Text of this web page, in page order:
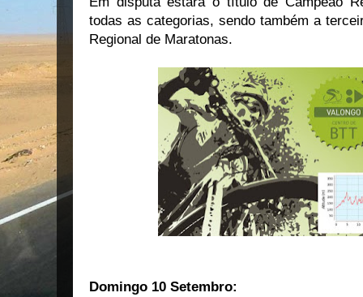
todas as categorias, sendo também a
Regional de Maratonas.
Domingo 10 Setembro: